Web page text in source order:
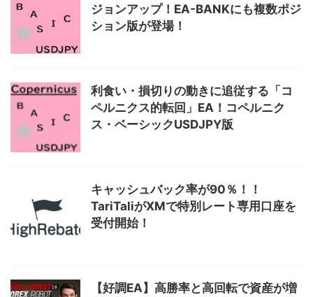
ジョンアップ！EA-BANKにも複数ポジ
ション版が登場！
利食い・損切りの動きに追従する「コ
ペルニクス的転回」EA！コペルニク
ス・ベーシックUSDJPY版
キャッシュバック率が90％！！
TariTaliがXMで特別レート専用口座を
受付開始！
【好調EA】高勝率と高回転で資産が増